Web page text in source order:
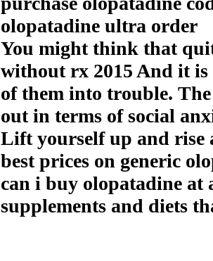
olopatadine ultra order
You might think that
without rx 2015 And it is
of them into trouble.
out in terms of social
Lift yourself up and rise
best prices on generic
can i buy olopatadine at
supplements and diets